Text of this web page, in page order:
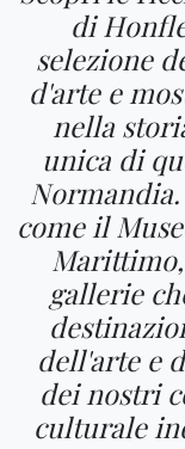
di
selezione
d'arte e
nella
unica di
come il
gallerie
dell'arte e
dei nostri
culturale